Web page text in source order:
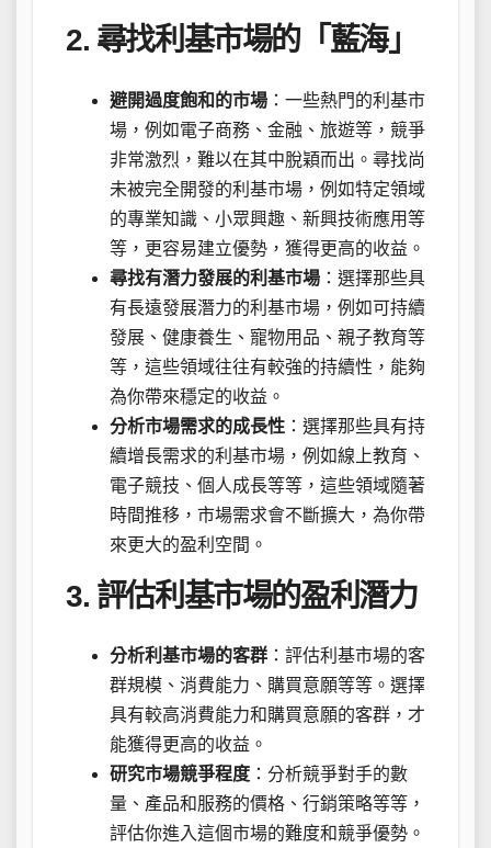
2. 尋找利基市場的「藍海」
避開過度飽和的市場 ：一些熱門的利基市
場，例如電子商務、金融、旅遊等，競爭
非常激烈，難以在其中脫穎而出。尋找尚
未被完全開發的利基市場，例如特定領域
的專業知識、小眾興趣、新興技術應用等
等，更容易建立優勢，獲得更高的收益。
尋找有潛力發展的利基市場 ：選擇那些具
有長遠發展潛力的利基市場，例如可持續
發展、健康養生、寵物用品、親子教育等
等，這些領域往往有較強的持續性，能夠
為你帶來穩定的收益。
分析市場需求的成長性 ：選擇那些具有持
續增長需求的利基市場，例如線上教育、
電子競技、個人成長等等，這些領域隨著
時間推移，市場需求會不斷擴大，為你帶
來更大的盈利空間。
3. 評估利基市場的盈利潛力
分析利基市場的客群 ：評估利基市場的客
群規模、消費能力、購買意願等等。選擇
具有較高消費能力和購買意願的客群，才
能獲得更高的收益。
研究市場競爭程度 ：分析競爭對手的數
量、產品和服務的價格、行銷策略等等，
評估你進入這個市場的難度和競爭優勢。